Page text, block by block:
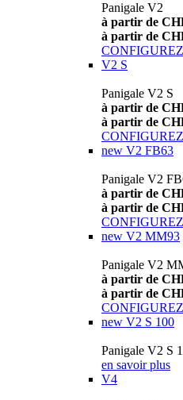
Panigale V2
à partir de
à partir de
V2 S
Panigale V2 S
à partir de
à partir de
new V2 FB63
Panigale V2
à partir de
à partir de
new V2 MM93
Panigale V2
à partir de
à partir de
new V2 S 100
Panigale V2 S
en savoir plus
V4